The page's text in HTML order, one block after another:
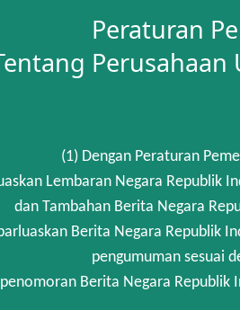
Peraturan
Perusahaan
(1) Dengan Peraturan
Lembaran Negara Republik
dan Tambahan Berita Negara
Berita Negara Republik
pengumuman sesuai
Berita Negara Republik